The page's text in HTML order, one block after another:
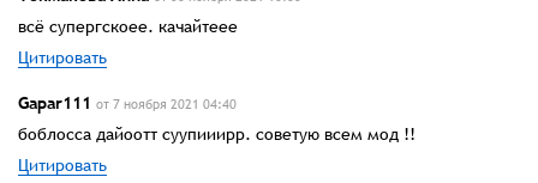
всё супергскоее. качайтеее
Цитировать
Gapar111 от 7 ноября 2021 04:40
боблосса дайоотт суупииирр. советую всем мод !!
Цитировать